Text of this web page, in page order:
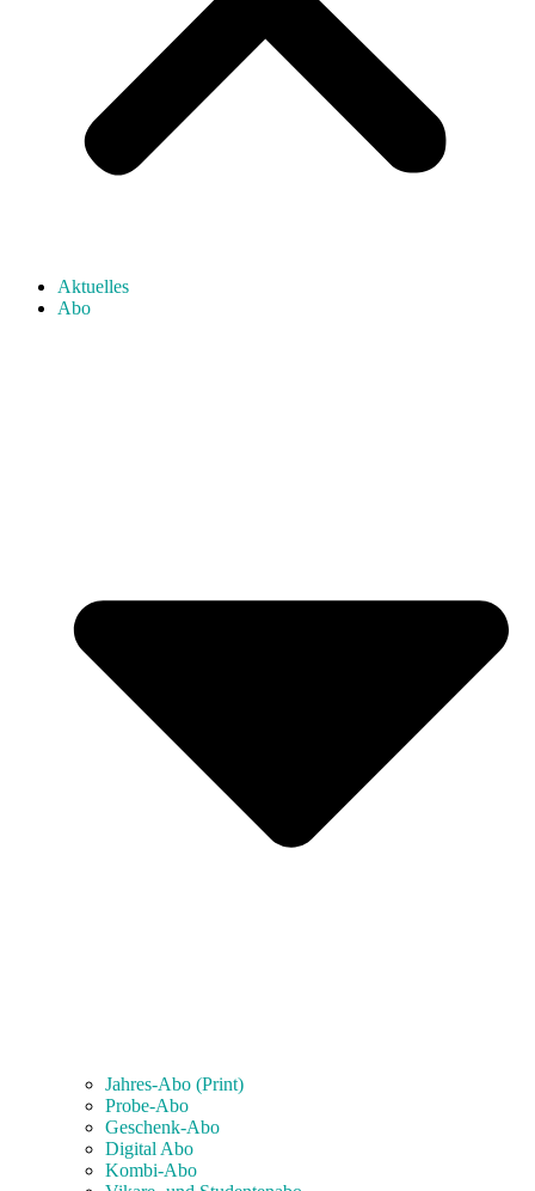
Aktuelles
Abo
Jahres-Abo (Print)
Probe-Abo
Geschenk-Abo
Digital Abo
Kombi-Abo